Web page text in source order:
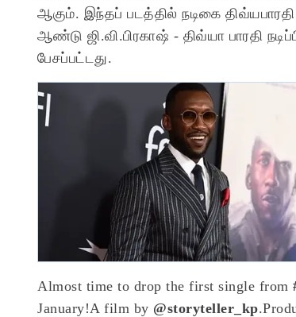
ஆகும். இந்தப் படத்தில் நடிகை
ஆண்டு ஜி.வி.பிரகாஷ் - திவ்யா பாரதி
பேசப்பட்டது.
Almost time to drop the first single from
January!A film by @storyteller_kp.